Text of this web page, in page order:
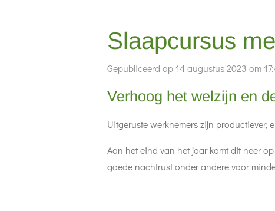
Slaapcursus
Gepubliceerd op 14 augustus 2023 om
Verhoog het welzijn en
Uitgeruste werknemers zijn productiever,
Aan het eind van het jaar komt dit neer
goede nachtrust onder andere voor